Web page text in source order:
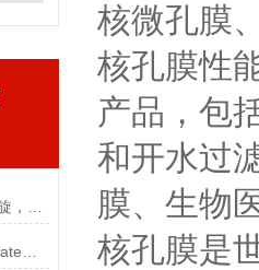
核微孔膜
核孔膜性
产品，包
和开水过
膜、生物
核孔膜是